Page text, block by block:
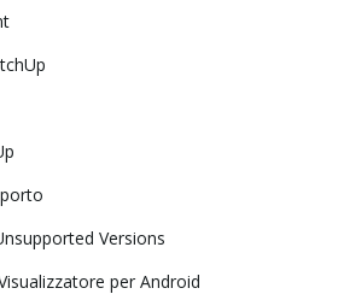
Versions
per Android